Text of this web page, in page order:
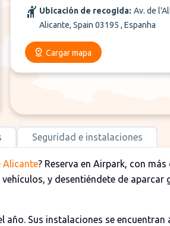
Ubicación de recogida: Av. de
Alicante, Spain 03195 , Espanha
Cargar mapa
Seguridad e instalaciones
Alicante? Reserva en Airpark, con más
y desentiéndete de aparcar
año. Sus instalaciones se encuentran